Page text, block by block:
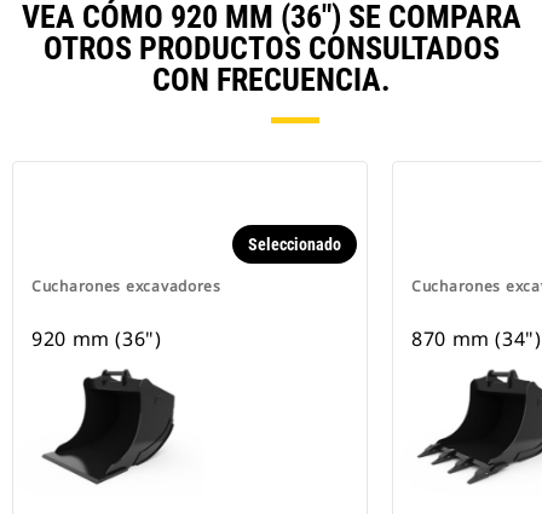
VEA CÓMO 920 MM (36") SE COMPARA
OTROS PRODUCTOS CONSULTADOS
CON FRECUENCIA.
Cucharones excavadores
Seleccionado
920 mm (36")
Cucharones
870 mm (34")